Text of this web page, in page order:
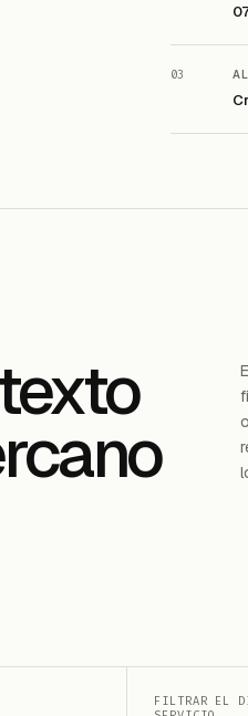
03
FILTRAR EL